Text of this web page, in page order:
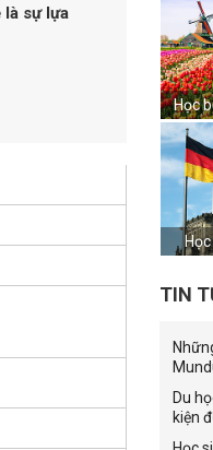
là sự lựa
Học
TIN
Du
kiện